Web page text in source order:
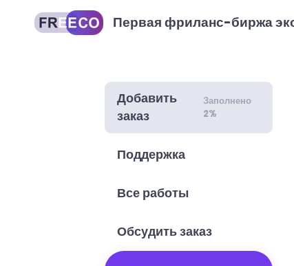
Первая фриланс-биржа
Добавить
заказ
Заполнено
2%
Поддержка
Все работы
Обсудить заказ